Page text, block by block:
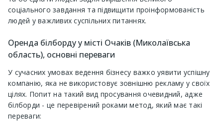
соціального завдання та підвищити проінформованість
людей у ​​важливих суспільних питаннях.
Оренда білборду у місті Очаків (Миколаївська
область), основні переваги
У сучасних умовах ведення бізнесу важко уявити успішну
компанію, яка не використовує зовнішню рекламу у своїх
цілях. Попит на такий вид просування очевидний, адже
білборди - це перевірений роками метод, який має такі
переваги: